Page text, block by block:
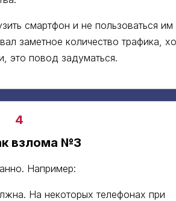
смартфон и не пользоваться им
заметное количество трафика,
это повод задуматься.
4
взлома №3
Например:
На некоторых телефонах при